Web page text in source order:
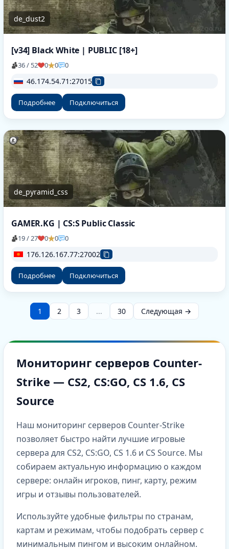
de_dust2
[v34] Black White | PUBLIC [18+]
36 / 52 0 0 0
46.174.54.71:27015
Подробнее Подключиться
de_pyramid_css
GAMER.KG | CS:S Public Classic
19 / 27 0 0 0
176.126.167.77:27002
Подробнее Подключиться
1 2 3 ... 30 Следующая →
Мониторинг серверов Counter-
Strike — CS2, CS:GO, CS 1.6, CS
Source
Наш мониторинг серверов Counter-Strike
позволяет быстро найти лучшие игровые
сервера для CS2, CS:GO, CS 1.6 и CS Source. Мы
собираем актуальную информацию о каждом
сервере: онлайн игроков, пинг, карту, режим
игры и отзывы пользователей.
Используйте удобные фильтры по странам,
картам и режимам, чтобы подобрать сервер с
минимальным пингом и высоким онлайном.